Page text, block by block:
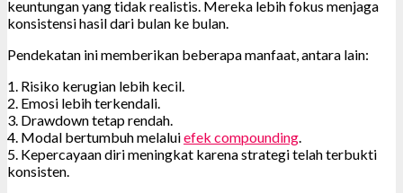
keuntungan yang tidak realistis. Mereka lebih fokus menjaga
konsistensi hasil dari bulan ke bulan.
Pendekatan ini memberikan beberapa manfaat, antara lain:
1. Risiko kerugian lebih kecil.
2. Emosi lebih terkendali.
3. Drawdown tetap rendah.
4. Modal bertumbuh melaluiefek compounding.
5. Kepercayaan diri meningkat karena strategi telah terbukti
konsisten.